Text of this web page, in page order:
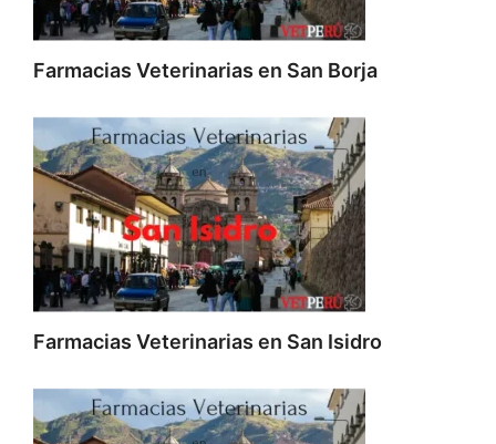
Farmacias Veterinarias en San Borja
Farmacias Veterinarias en San Isidro